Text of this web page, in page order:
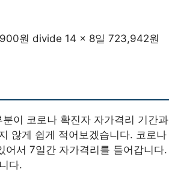
원 divide 14 x 8일 723,942원
이 코로나 확진자 자가격리 기간과
않게 쉽게 적어보겠습니다. 코로나
어서 7일간 자가격리를 들어갑니다.
다.